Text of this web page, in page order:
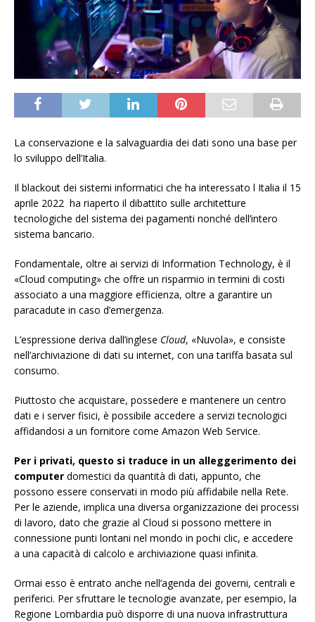
La conservazione e la salvaguardia dei dati sono una base per
lo sviluppo dell’Italia.
Il blackout dei sistemi informatici che ha interessato l Italia il 15
aprile 2022 ha riaperto il dibattito sulle architetture
tecnologiche del sistema dei pagamenti nonché dell’intero
sistema bancario.
Fondamentale, oltre ai servizi di Information Technology, è il
«Cloud computing» che offre un risparmio in termini di costi
associato a una maggiore efficienza, oltre a garantire un
paracadute in caso d’emergenza.
L’espressione deriva dall’inglese Cloud, «Nuvola», e consiste
nell’archiviazione di dati su internet, con una tariffa basata sul
consumo.
Piuttosto che acquistare, possedere e mantenere un centro
dati e i server fisici, è possibile accedere a servizi tecnologici
affidandosi a un fornitore come Amazon Web Service.
Per i privati, questo si traduce in un alleggerimento dei
computer domestici da quantità di dati, appunto, che
possono essere conservati in modo più affidabile nella Rete.
Per le aziende, implica una diversa organizzazione dei processi
di lavoro, dato che grazie al Cloud si possono mettere in
connessione punti lontani nel mondo in pochi clic, e accedere
a una capacità di calcolo e archiviazione quasi infinita.
Ormai esso è entrato anche nell’agenda dei governi, centrali e
periferici. Per sfruttare le tecnologie avanzate, per esempio, la
Regione Lombardia può disporre di una nuova infrastruttura